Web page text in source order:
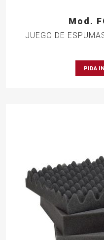
Mod.
JUEGO DE
PIDA